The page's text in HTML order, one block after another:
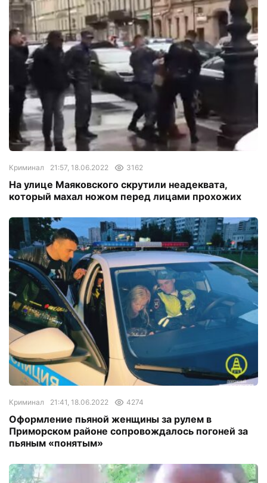
Криминал 21:57, 18.06.2022 3162
На улице Маяковского скрутили неадеквата,
который махал ножом перед лицами прохожих
Криминал 21:41, 18.06.2022 4274
Оформление пьяной женщины за рулем в
Приморском районе сопровождалось погоней за
пьяным «понятым»